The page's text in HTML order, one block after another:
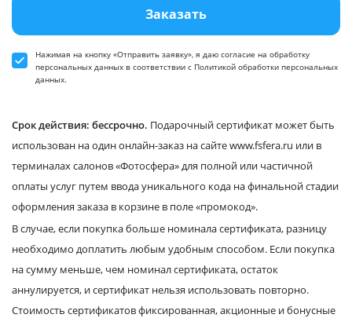
Заказать
Нажимая на кнопку «Отправить заявку», я даю согласие на обработку
персональных данных в соответствии с Политикой обработки персональных
данных.
Срок действия: бессрочно. Подарочный сертификат может быть
использован на один онлайн-заказ на сайте www.fsfera.ru или в
терминалах салонов «Фотосфера» для полной или частичной
оплаты услуг путем ввода уникального кода на финальной стадии
оформления заказа в корзине в поле «промокод».
В случае, если покупка больше номинала сертификата, разницу
необходимо доплатить любым удобным способом. Если покупка
на сумму меньше, чем номинал сертификата, остаток
аннулируется, и сертификат нельзя использовать повторно.
Стоимость сертификатов фиксированная, акционные и бонусные